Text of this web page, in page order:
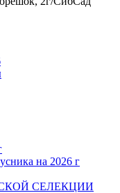
на 2026 г
СЕЛЕКЦИИ